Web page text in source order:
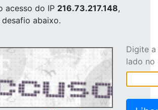
acesso do IP 216.73.217.148,
abaixo.
Digite
lado no